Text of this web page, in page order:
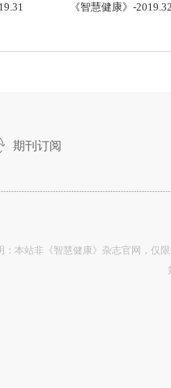
《智慧健康》-2019.32
期刊订阅
：本站非《智慧健康》杂志官网，仅